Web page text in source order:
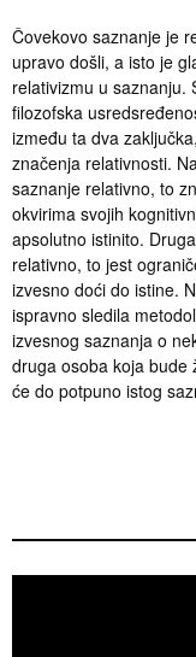
Čovekovo saznanje je
upravo došli, a isto je
relativizmu u saznanju.
filozofska
između ta dva
značenja relativnosti.
saznanje relativno, to
okvirima svojih
apsolutno istinito.
relativno, to jest
izvesno doći do istine.
ispravno sledila
izvesnog saznanja o
druga osoba koja bude
će do potpuno istog